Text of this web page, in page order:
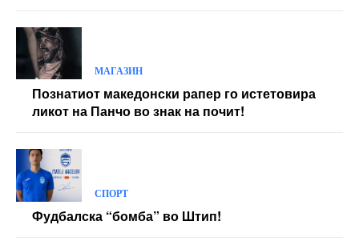
МАГАЗИН
Познатиот македонски рапер го истетовира
ликот на Панчо во знак на почит!
СПОРТ
Фудбалска “бомба” во Штип!